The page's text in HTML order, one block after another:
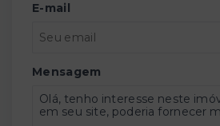
E-mail
Mensagem